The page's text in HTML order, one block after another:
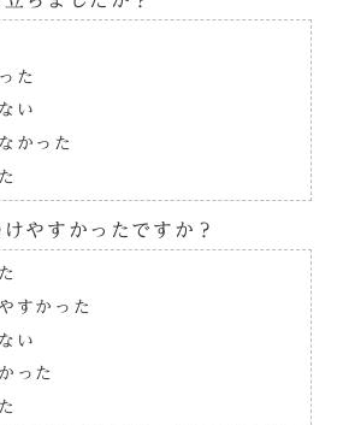
た
い
かった
やすかったですか？
すかった
い
った